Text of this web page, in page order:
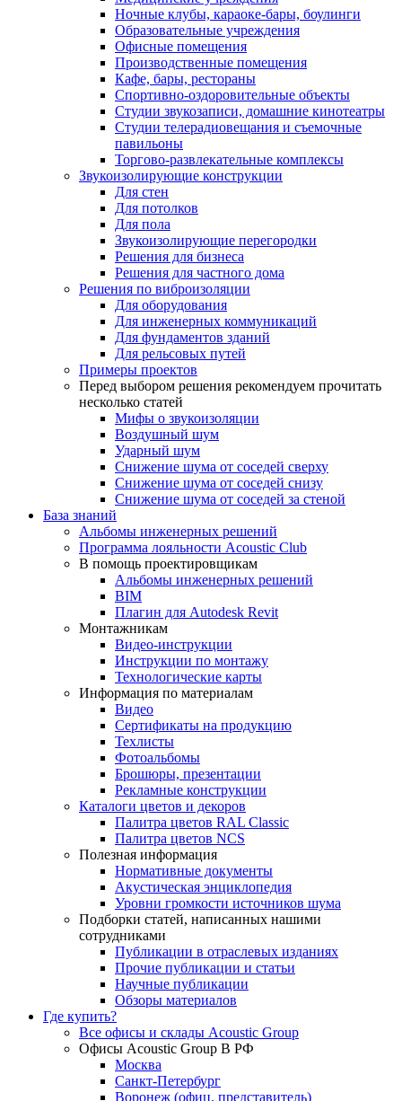
Ночные клубы, караоке-бары, боулинги
Образовательные учреждения
Офисные помещения
Производственные помещения
Кафе, бары, рестораны
Спортивно-оздоровительные объекты
Студии звукозаписи, домашние кинотеатры
Студии телерадиовещания и съемочные
павильоны
Торгово-развлекательные комплексы
Звукоизолирующие конструкции
Для стен
Для потолков
Для пола
Звукоизолирующие перегородки
Решения для бизнеса
Решения для частного дома
Решения по виброизоляции
Для оборудования
Для инженерных коммуникаций
Для фундаментов зданий
Для рельсовых путей
Примеры проектов
Перед выбором решения рекомендуем прочитать
несколько статей
Мифы о звукоизоляции
Воздушный шум
Ударный шум
Снижение шума от соседей сверху
Снижение шума от соседей снизу
Снижение шума от соседей за стеной
База знаний
Альбомы инженерных решений
Программа лояльности Acoustic Club
В помощь проектировщикам
Альбомы инженерных решений
BIM
Плагин для Autodesk Revit
Монтажникам
Видео-инструкции
Инструкции по монтажу
Технологические карты
Информация по материалам
Видео
Сертификаты на продукцию
Техлисты
Фотоальбомы
Брошюры, презентации
Рекламные конструкции
Каталоги цветов и декоров
Палитра цветов RAL Сlassic
Палитра цветов NCS
Полезная информация
Нормативные документы
Акустическая энциклопедия
Уровни громкости источников шума
Подборки статей, написанных нашими
сотрудниками
Публикации в отраслевых изданиях
Прочие публикации и статьи
Научные публикации
Обзоры материалов
Где купить?
Все офисы и склады Acoustic Group
Офисы Acoustic Group В РФ
Москва
Санкт-Петербург
Воронеж (офиц. представитель)